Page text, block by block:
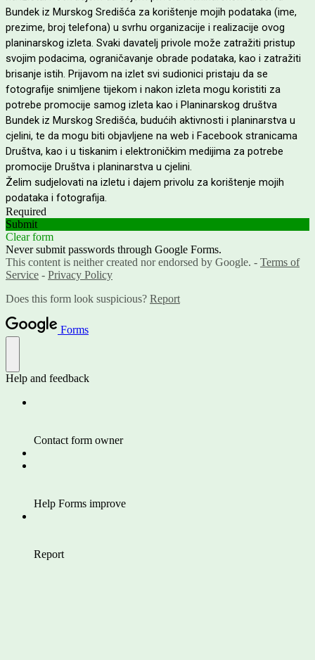
Bundek iz Murskog Središća za korištenje mojih podataka (ime,
prezime, broj telefona) u svrhu organizacije i realizacije ovog
planinarskog izleta. Svaki davatelj privole može zatražiti pristup
svojim podacima, ograničavanje obrade podataka, kao i zatražiti
brisanje istih. Prijavom na izlet svi sudionici pristaju da se
fotografije snimljene tijekom i nakon izleta mogu koristiti za
potrebe promocije samog izleta kao i Planinarskog društva
Bundek iz Murskog Središća, budućih aktivnosti i planinarstva u
cjelini, te da mogu biti objavljene na web i Facebook stranicama
Društva, kao i u tiskanim i elektroničkim medijima za potrebe
promocije Društva i planinarstva u cjelini.
Želim sudjelovati na izletu i dajem privolu za korištenje mojih
podataka i fotografija.
Required
Submit
Clear form
Never submit passwords through Google Forms.
This content is neither created nor endorsed by Google. - Terms of
Service - Privacy Policy
Does this form look suspicious? Report
Forms
Help and feedback
Contact form owner
Help Forms improve
Report